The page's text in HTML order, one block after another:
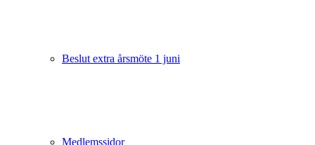
Beslut extra årsmöte 1 juni
Medlemssidor